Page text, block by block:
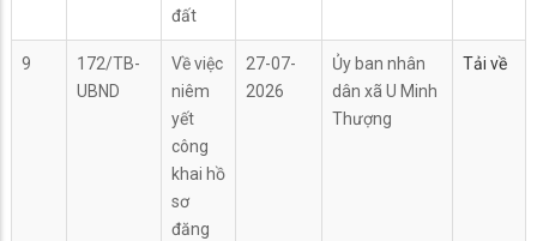
đất
9
172/TB-
UBND
Về việc
niêm
yết
công
khai hồ
sơ
đăng
27-07-
2026
Ủy ban nhân
dân xã U Minh
Thượng
Tải về